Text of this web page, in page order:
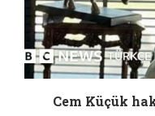
Cem Küçük